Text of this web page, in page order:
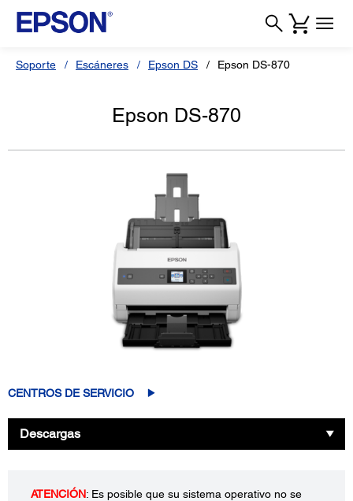
Soporte Escáneres Epson DS Epson DS-870
Epson DS-870
CENTROS DE SERVICIO
Descargas
ATENCIÓN: Es posible que su sistema operativo no se